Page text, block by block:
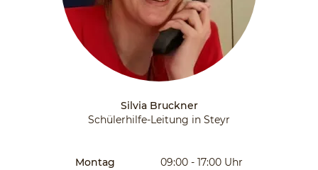
Silvia Bruckner
Schülerhilfe-Leitung in Steyr
Montag 09:00 - 17:00 Uhr